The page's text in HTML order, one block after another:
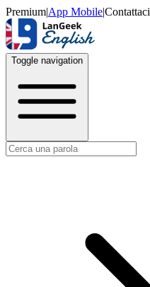
Premium|App Mobile|Contattaci
Toggle navigation